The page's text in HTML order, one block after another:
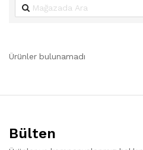
Ürünler bulunamadı
Bülten